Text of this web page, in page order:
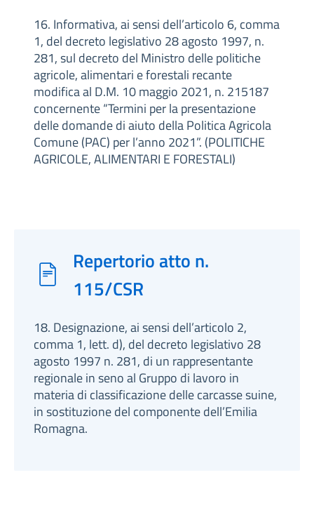
16. Informativa, ai sensi dell’articolo 6, comma
1, del decreto legislativo 28 agosto 1997, n.
281, sul decreto del Ministro delle politiche
agricole, alimentari e forestali recante
modifica al D.M. 10 maggio 2021, n. 215187
concernente “Termini per la presentazione
delle domande di aiuto della Politica Agricola
Comune (PAC) per l’anno 2021”. (POLITICHE
AGRICOLE, ALIMENTARI E FORESTALI)
Repertorio atto n.
115/CSR
18. Designazione, ai sensi dell’articolo 2,
comma 1, lett. d), del decreto legislativo 28
agosto 1997 n. 281, di un rappresentante
regionale in seno al Gruppo di lavoro in
materia di classificazione delle carcasse suine,
in sostituzione del componente dell’Emilia
Romagna.